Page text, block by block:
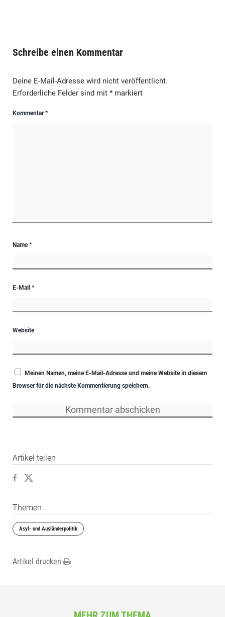
Schreibe einen Kommentar
Deine E-Mail-Adresse wird nicht veröffentlicht.
Erforderliche Felder sind mit *markiert
Kommentar*
Name*
E-Mail *
Website
Meinen Namen, meine E-Mail-Adresse und meine Website in diesem
Browser für die nächste Kommentierung speichern.
Artikel teilen
Themen
Asyl- und Ausländerpolitik
Artikel drucken